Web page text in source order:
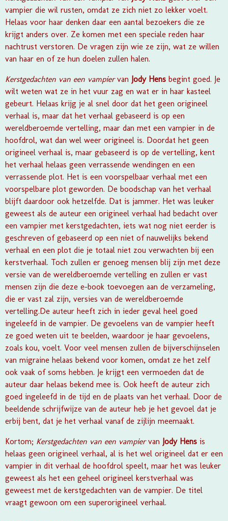
vampier die wil rusten, omdat ze zich niet zo lekker voelt.
Helaas voor haar denken daar een aantal bezoekers die ze
krijgt anders over. Ze komen met een speciale reden haar
nachtrust verstoren. De vragen zijn wie ze zijn, wat ze willen
van haar en of ze hun doelen zullen halen.
Kerstgedachten van een vampiervan Jody Hens begint goed. Je
wilt weten wat ze in het vuur zag en wat er in haar kasteel
gebeurt. Helaas krijg je al snel door dat het geen origineel
verhaal is, maar dat het verhaal gebaseerd is op een
wereldberoemde vertelling, maar dan met een vampier in de
hoofdrol, wat dan wel weer origineel is. Doordat het geen
origineel verhaal is, maar gebaseerd is op de vertelling, kent
het verhaal helaas geen verrassende wendingen en een
verrassende plot. Het is een voorspelbaar verhaal met een
voorspelbare plot geworden. De boodschap van het verhaal
blijft daardoor ook hetzelfde. Dat is jammer. Het was leuker
geweest als de auteur een origineel verhaal had bedacht over
een vampier met kerstgedachten, iets wat nog niet eerder is
geschreven of gebaseerd op een niet of nauwelijks bekend
verhaal en een plot die je totaal niet zou verwachten bij een
kerstverhaal. Toch zullen er genoeg mensen blij zijn met deze
versie van de wereldberoemde vertelling en zullen er vast
mensen zijn die deze e-book toevoegen aan de verzameling,
die er vast zal zijn, versies van de wereldberoemde
vertelling.De auteur heeft zich in ieder geval heel goed
ingeleefd in de vampier. De gevoelens van de vampier heeft
ze goed weten uit te beelden, waardoor je haar gevoelens,
zoals kou, voelt. Voor veel mensen zullen de bijverschijnselen
van migraine helaas bekend voor komen, omdat ze het zelf
ook vaak of soms hebben. Je krijgt een vermoeden dat de
auteur daar helaas bekend mee is. Ook heeft de auteur zich
goed ingeleefd in de tijd en de plaats van het verhaal. Door de
beeldende schrijfwijze van de auteur heb je het gevoel dat je
erbij bent, dat je het verhaal vanaf de zijlijn meemaakt.
Kortom; Kerstgedachten van een vampiervan Jody Hens is
helaas geen origineel verhaal, al is het wel origineel dat er een
vampier in dit verhaal de hoofdrol speelt, maar het was leuker
geweest als het een geheel origineel kerstverhaal was
geweest met de kerstgedachten van de vampier. De titel
vraagt gewoon om een superorigineel verhaal.